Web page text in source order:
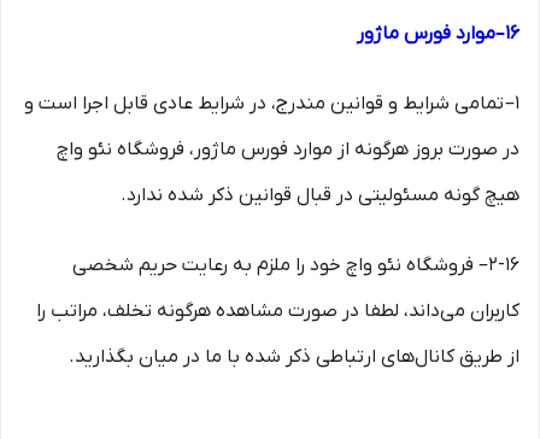
۱۶–موارد فورس ماژور
۱– تمامی شرایط و قوانین مندرج، در شرایط عادی قابل اجرا است و
در صورت بروز هرگونه از موارد فورس ماژور، فروشگاه نئو واچ
هیچ گونه مسئولیتی در قبال قوانین ذکر شده ندارد.
۲-۱۶– فروشگاه نئو واچ خود را ملزم به رعایت حریم شخصی
کاربران می‌داند، لطفا در صورت مشاهده هرگونه تخلف، مراتب را
از طریق کانال‏‌های ارتباطی ذکر شده با ما در میان بگذارید.